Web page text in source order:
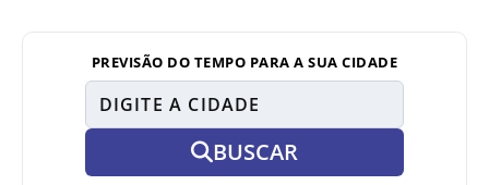
PREVISÃO DO TEMPO PARA A SUA CIDADE
BUSCAR